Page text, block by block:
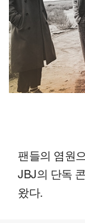
팬들의 염원
JBJ의 단독
왔다.